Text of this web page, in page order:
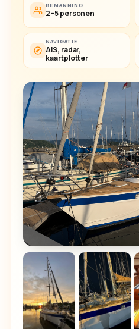
BEMANNING
2–5 personen
NAVIGATIE
AIS, radar,
kaartplotter